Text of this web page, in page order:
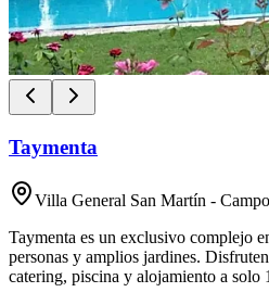
Taymenta
Villa General San Martín -
Taymenta es un exclusivo complejo
personas y amplios jardines.
catering, piscina y alojamiento a solo